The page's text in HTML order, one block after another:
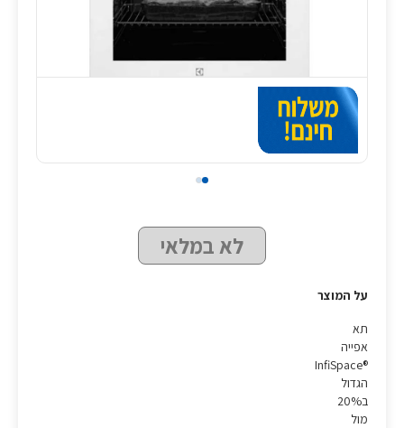
לא במלאי
על המוצר
תא
אפייה
®InfiSpace
הגדול
ב20%
מול